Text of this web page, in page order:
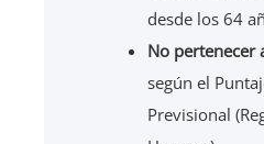
desde los 64
No pertenecer
según el
Previsional